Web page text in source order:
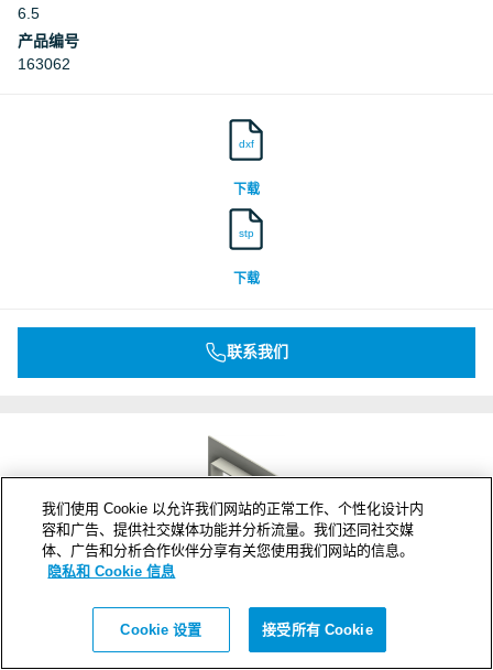
6.5
产品编号
163062
dxf
下载
stp
下载
联系我们
G 4+4x2 W Ex PRIMED
我们使用 Cookie 以允许我们网站的正常工作、个性化设计内
容和广告、提供社交媒体功能并分析流量。我们还同社交媒
体、广告和分析合作伙伴分享有关您使用我们网站的信息。
隐私和 Cookie 信息
Cookie 设置 接受所有 Cookie